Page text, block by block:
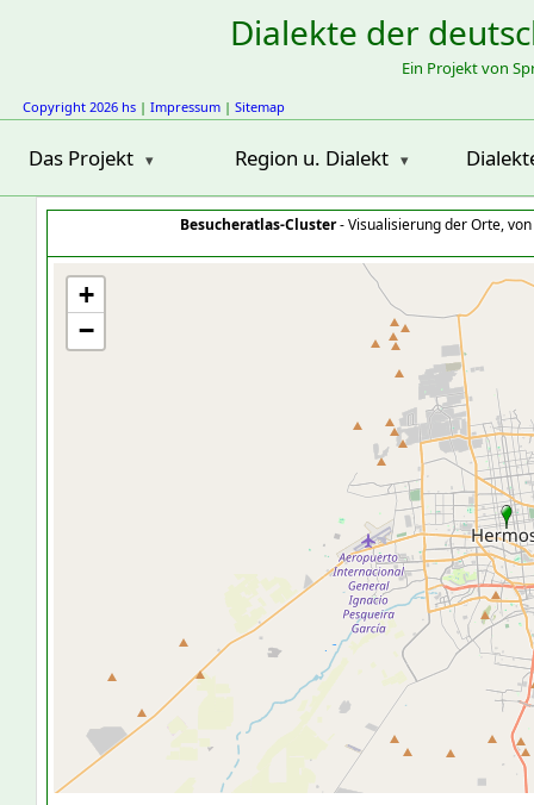
Dialekte der
Ein Projekt von
Copyright 2026 hs | Impressum | Sitemap
Das Projekt Region u. Dialekt
Besucheratlas-Cluster- Visualisierung der Orte,
+
−